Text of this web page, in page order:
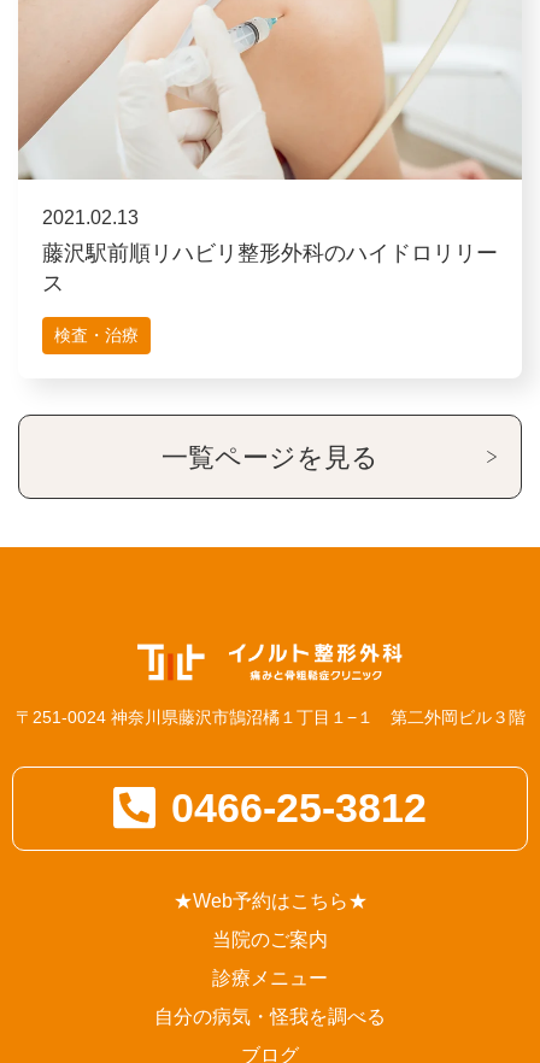
2021.02.13
藤沢駅前順リハビリ整形外科のハイドロリリー
ス
検査・治療
一覧ページを見る
〒251-0024 神奈川県藤沢市鵠沼橘１丁目１−１ 第二外岡ビル３階
0466-25-3812
★Web予約はこちら★
当院のご案内
診療メニュー
自分の病気・怪我を調べる
ブログ